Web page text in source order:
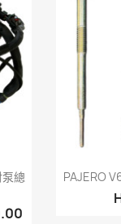
總
PAJERO